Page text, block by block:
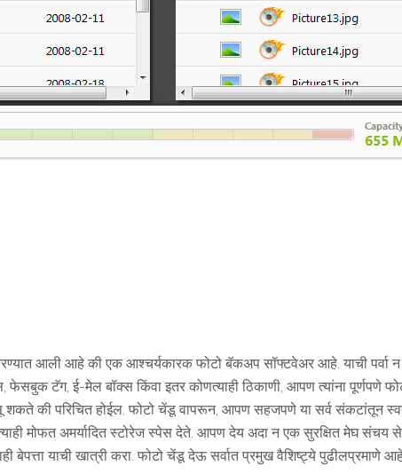
आली आहे की एक आश्चर्यकारक फोटो बॅकअप सॉफ्टवेअर आहे. याची पर्वा
टॅग, ई-मेल बॉक्स किंवा इतर कोणत्याही ठिकाणी, आपण त्यांना पूर्णपणे
की परिचित होईल. फोटो चेंडू वापरून, आपण सहजपणे या सर्व संकटांतून
मोफत अमर्यादित स्टोरेज स्पेस देते. आपण देय अदा न एक सुरक्षित मेघ संचय
बेपत्ता याची खात्री करा. फोटो चेंडू देऊ सर्वात प्रमुख वैशिष्ट्ये पुढीलप्रमाणे